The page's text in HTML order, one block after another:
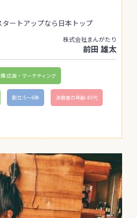
ートアップなら日本トップ
株式会社まんがたり
前田 雄太
:広告・マーケティング
創立:5〜6年 決裁者の年齢:40代